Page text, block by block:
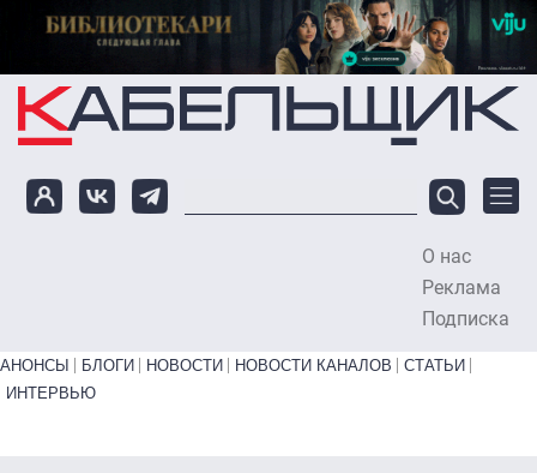
Перейти к основному содержанию
О нас
Реклама
Подписка
Primary links bottom
АНОНСЫ БЛОГИ НОВОСТИ НОВОСТИ КАНАЛОВ
СТАТЬИ
ИНТЕРВЬЮ